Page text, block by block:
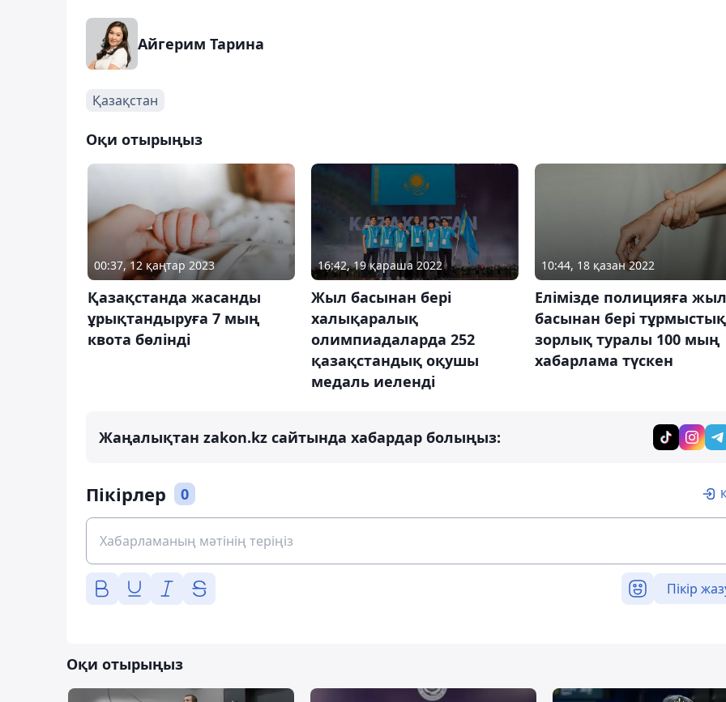
Айгерим Тарина
Қазақстан
Оқи отырыңыз
00:37, 12 қаңтар 2023
Қазақстанда жасанды
ұрықтандыруға 7 мың
квота бөлінді
16:42, 19 қараша 2022
Жыл басынан бері
халықаралық
олимпиадаларда 252
қазақстандық оқушы
медаль иеленді
10:44, 18 қазан 2022
Елімізде полицияға жыл
басынан бері тұрмыстық
зорлық туралы 100 мың
хабарлама түскен
Жаңалықтан zakon.kz сайтында хабардар болыңыз:
Пікірлер 0
Пікір
Оқи отырыңыз